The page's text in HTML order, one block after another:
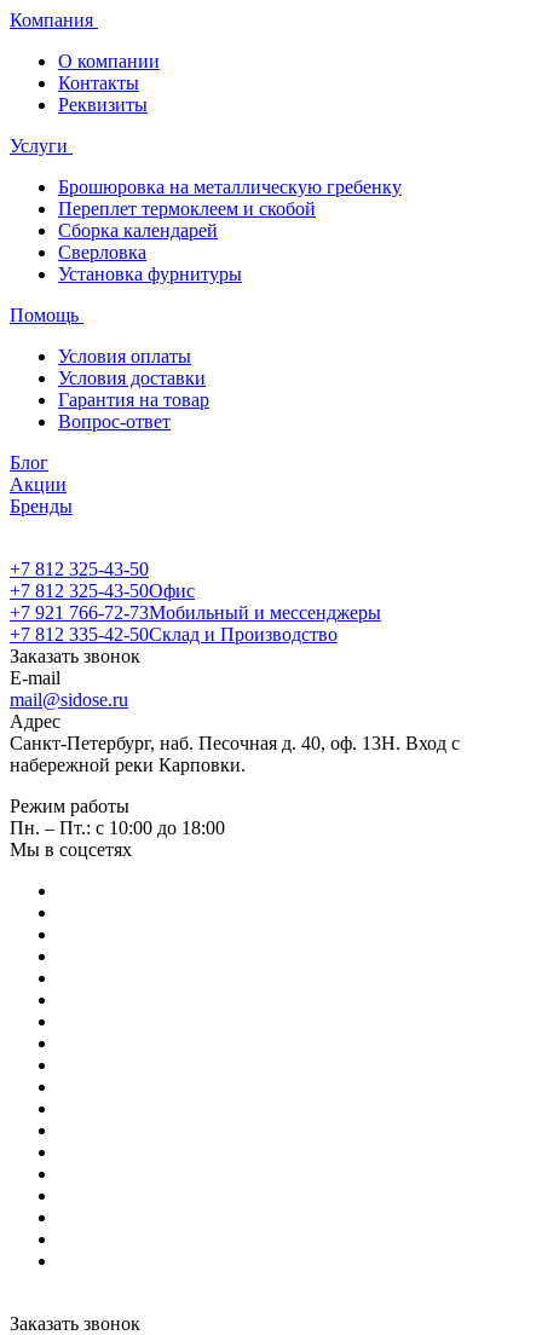
Компания
О компании
Контакты
Реквизиты
Услуги
Брошюровка на металлическую гребенку
Переплет термоклеем и скобой
Сборка календарей
Сверловка
Установка фурнитуры
Помощь
Условия оплаты
Условия доставки
Гарантия на товар
Вопрос-ответ
Блог
Акции
Бренды
+7 812 325-43-50
+7 812 325-43-50Офис
+7 921 766-72-73Мобильный и мессенджеры
+7 812 335-42-50Склад и Производство
Заказать звонок
E-mail
mail@sidose.ru
Адрес
Санкт-Петербург, наб. Песочная д. 40, оф. 13Н. Вход с
набережной реки Карповки.
Режим работы
Пн. – Пт.: с 10:00 до 18:00
Мы в соцсетях
Заказать звонок